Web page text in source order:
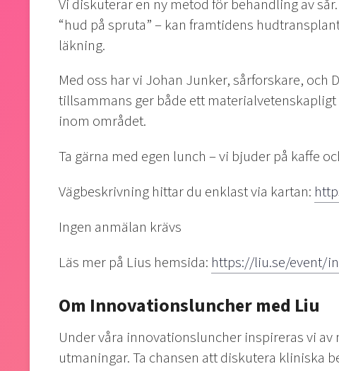
Vi diskuterar en ny metod för behandling av
“hud på spruta” – kan framtidens
läkning.
Med oss har vi Johan Junker, sårforskare,
tillsammans ger både ett
inom området.
Ta gärna med egen lunch – vi bjuder på kaffe
Vägbeskrivning hittar du enklast via kartan:
Ingen anmälan krävs
Läs mer på Lius hemsida: https://liu.se/event/
Om Innovationsluncher med Liu
Under våra innovationsluncher inspireras vi
utmaningar. Ta chansen att diskutera kliniska